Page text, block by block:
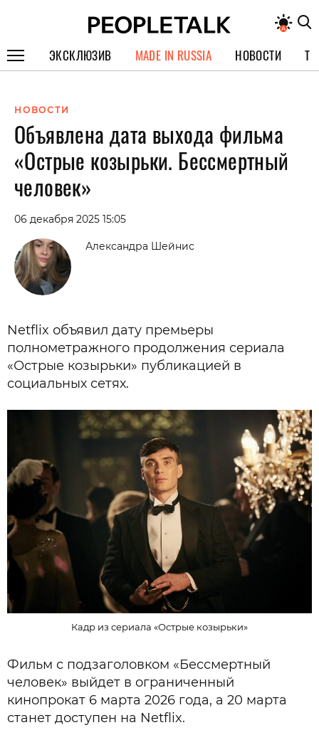
ЭКСКЛЮЗИВ
СПЕЦПРОЕКТЫ
ИНТЕРВЬЮ
ПОКОЛЕНИЕ
MADE IN RUSSIA НОВОСТИ
НОВОСТИ
Объявлена дата выхода фильма
«Острые козырьки. Бессмертный
человек»
06 декабря 2025 15:05
Александра Шейнис
Netflix объявил дату премьеры
полнометражного продолжения сериала
«Острые козырьки» публикацией в
социальных сетях.
Кадр из сериала «Острые козырьки»
Фильм с подзаголовком «Бессмертный
человек» выйдет в ограниченный
кинопрокат 6 марта 2026 года, а 20 марта
станет доступен на Netflix.